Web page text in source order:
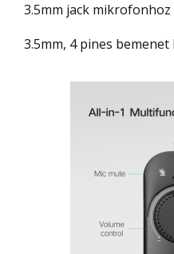
3.5mm jack mikrofonhoz
3.5mm, 4 pines